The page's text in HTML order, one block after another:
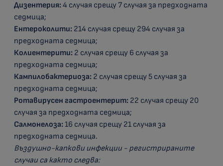
Дизентерия:4 случая срещу 7 случая за предходната
седмица;
Ентероколити: 214 случая срещу 294 случая за
предходната седмица;
Колиентерити: 2 случая срещу 6 случая за
предходната седмица;
Кампилобактериоза: 2 случая срещу 5 случая за
предходната седмица;
Ротавирусен гастроентерит: 22 случая срещу 20
случая за предходната седмица;
Салмонелоза:16 случая срещу 21 случая за
предходната седмица.
Въздушно-капкови инфекции - регистрираните
случаи са както следва: